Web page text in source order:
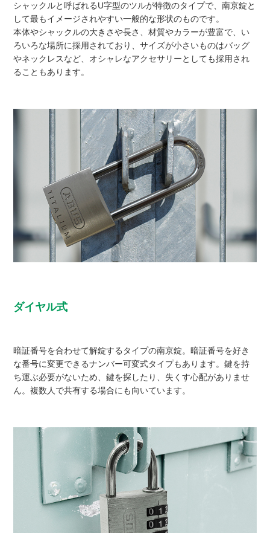
シャックルと呼ばれるU字型のツルが特徴のタイプで、南京錠と
して最もイメージされやすい一般的な形状のものです。
本体やシャックルの大きさや長さ、材質やカラーが豊富で、い
ろいろな場所に採用されており、サイズが小さいものはバッグ
やネックレスなど、オシャレなアクセサリーとしても採用され
ることもあります。
ダイヤル式
暗証番号を合わせて解錠するタイプの南京錠。暗証番号を好き
な番号に変更できるナンバー可変式タイプもあります。鍵を持
ち運ぶ必要がないため、鍵を探したり、失くす心配がありませ
ん。複数人で共有する場合にも向いています。